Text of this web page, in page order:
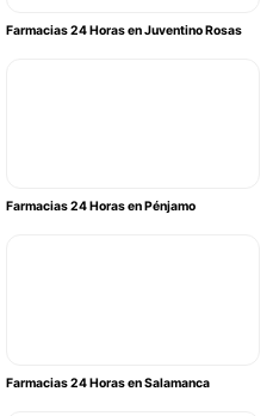
Farmacias 24 Horas en Juventino Rosas
Farmacias 24 Horas en Pénjamo
Farmacias 24 Horas en Salamanca